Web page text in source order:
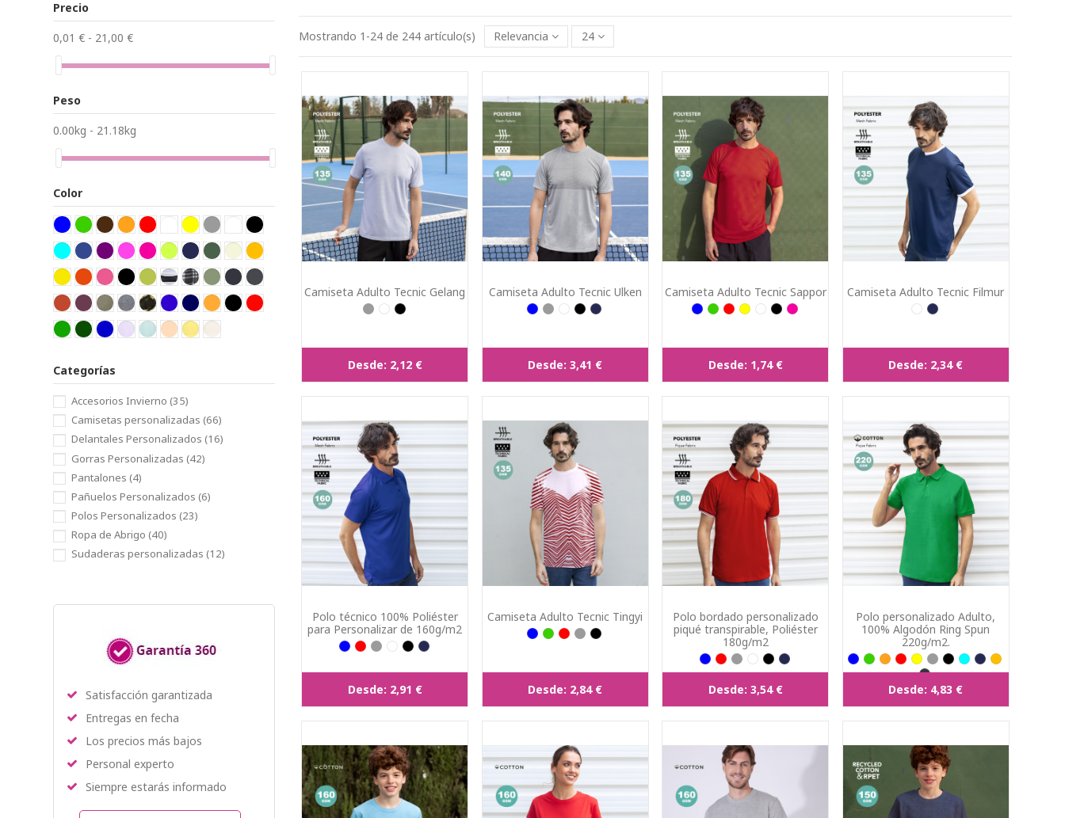
Mostrando 1-24 de 244 artículo(s) Relevancia 24
Camiseta Adulto Tecnic Gelang
Desde: 2,12 €
Camiseta Adulto Tecnic Ulken
Desde: 3,41 €
Camiseta Adulto Tecnic Sappor
Desde: 1,74 €
Camiseta Adulto Tecnic Filmur
Desde: 2,34 €
Polo técnico 100% Poliéster
para Personalizar de 160g/m2
Desde: 2,91 €
Camiseta Adulto Tecnic Tingyi
Desde: 2,84 €
Polo bordado personalizado
piqué transpirable, Poliéster
180g/m2
Desde: 3,54 €
Polo personalizado Adulto,
100% Algodón Ring Spun
220g/m2.
Desde: 4,83 €
Precio
0,01 € - 21,00 €
Peso
0.00kg - 21.18kg
Color
Categorías
Accesorios Invierno (35)
Camisetas personalizadas (66)
Delantales Personalizados (16)
Gorras Personalizadas (42)
Pantalones (4)
Pañuelos Personalizados (6)
Polos Personalizados (23)
Ropa de Abrigo (40)
Sudaderas personalizadas (12)
Satisfacción garantizada
Entregas en fecha
Los precios más bajos
Personal experto
Siempre estarás informado